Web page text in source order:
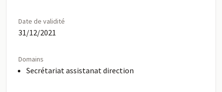
Date de validité
31/12/2021
Domains
Secrétariat assistanat direction